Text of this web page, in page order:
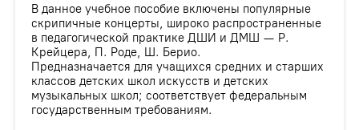
В данное учебное пособие включены популярные
скрипичные концерты, широко распространенные
в педагогической практике ДШИ и ДМШ — Р.
Крейцера, П. Роде, Ш. Берио.
Предназначается для учащихся средних и старших
классов детских школ искусств и детских
музыкальных школ; соответствует федеральным
государственным требованиям.